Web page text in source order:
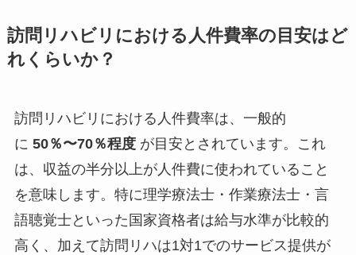
訪問リハビリにおける人件費率の目安はど
れくらいか？
訪問リハビリにおける人件費率は、一般的
に 50％〜70％程度が目安とされています。これ
は、収益の半分以上が人件費に使われていること
を意味します。特に理学療法士・作業療法士・言
語聴覚士といった国家資格者は給与水準が比較的
高く、加えて訪問リハは1対1でのサービス提供が